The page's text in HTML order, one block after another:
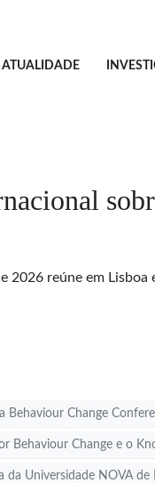
ATUALIDADE
2026 reúne em
a Behaviour Change
Behaviour Change e o
da Universidade NOVA